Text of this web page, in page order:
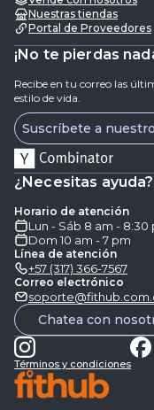
Nuestras tiendas
Portal de Proveedores
¡No te pierdas
Recibe en tu correo las
estilo de vida.
Suscríbete a
¿Necesitas ayuda?
Horario de atención
Lun - Sáb 8 am - 8:30
Dom 10 am - 7 pm
Línea de atención
+57 (317) 366-7567
Correo electrónico
Chatea con
Términos y condiciones